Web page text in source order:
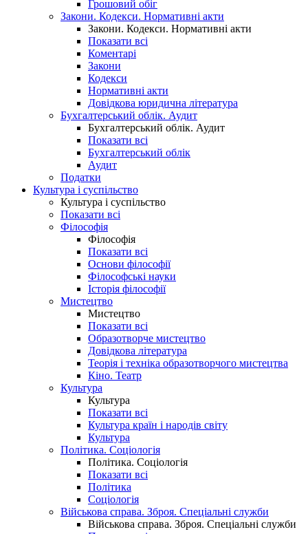
Грошовий обіг
Закони. Кодекси. Нормативні акти
Закони. Кодекси. Нормативні акти
Показати всі
Коментарі
Закони
Кодекси
Нормативні акти
Довідкова юридична література
Бухгалтерський облік. Аудит
Бухгалтерський облік. Аудит
Показати всі
Бухгалтерський облік
Аудит
Податки
Культура і суспільство
Культура і суспільство
Показати всі
Філософія
Філософія
Показати всі
Основи філософії
Філософські науки
Історія філософії
Мистецтво
Мистецтво
Показати всі
Образотворче мистецтво
Довідкова література
Теорія і техніка образотворчого мистецтва
Кіно. Театр
Культура
Культура
Показати всі
Культура країн і народів світу
Культура
Політика. Соціологія
Політика. Соціологія
Показати всі
Політика
Соціологія
Військова справа. Зброя. Спеціальні служби
Військова справа. Зброя. Спеціальні служби